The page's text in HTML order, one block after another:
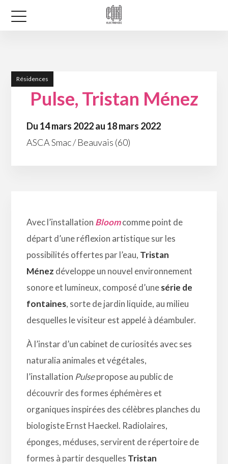
Résidences
Pulse, Tristan Ménez
Du 14 mars 2022 au 18 mars 2022
ASCA Smac / Beauvais (60)
Avec l’installation Bloomcomme point de
départ d’une réflexion artistique sur les
possibilités offertes par l’eau, Tristan
Ménez développe un nouvel environnement
sonore et lumineux, composé d’unesérie de
fontaines, sorte de jardin liquide, au milieu
desquelles le visiteur est appelé à déambuler.
À l’instar d’un cabinet de curiosités avec ses
naturalia animales et végétales,
l’installation Pulsepropose au public de
découvrir des formes éphémères et
organiques inspirées des célèbres planches du
biologiste Ernst Haeckel. Radiolaires,
éponges, méduses, servirent de répertoire de
formes à partir desquelles Tristan